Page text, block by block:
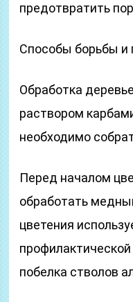
предотвратить
Способы борьбы и
Обработка
раствором
необходимо
Перед началом
обработать
цветения
побелка стволов